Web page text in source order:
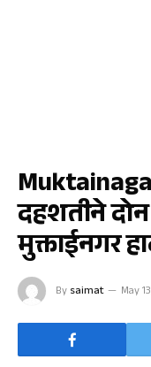
दहशतीने दोन
मुक्ताईनगर
By saimat May